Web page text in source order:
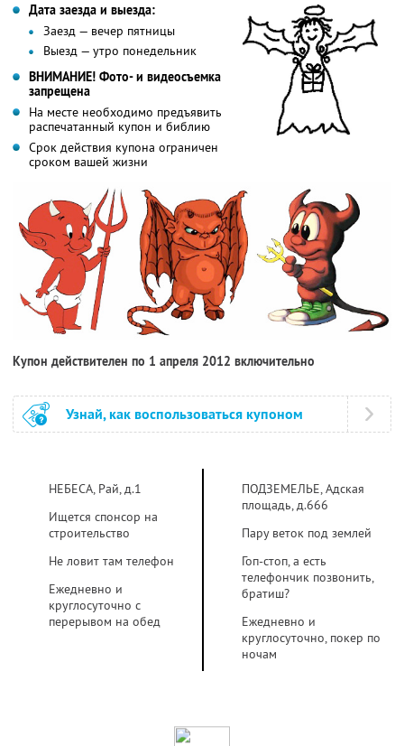
Дата заезда и выезда:
Заезд — вечер пятницы
Выезд — утро понедельник
ВНИМАНИЕ! Фото- и видеосъемка
запрещена
На месте необходимо предъявить
распечатанный купон и библию
Срок действия купона ограничен
сроком вашей жизни
Купон действителен по 1 апреля 2012 включительно
Узнай, как воспользоваться купоном
НЕБЕСА, Рай, д.1
Ищется спонсор на
строительство
Не ловит там телефон
Ежедневно и
круглосуточно с
перерывом на обед
ПОДЗЕМЕЛЬЕ, Адская
площадь, д.666
Пару веток под землей
Гоп-стоп, а есть
телефончик позвонить,
братиш?
Ежедневно и
круглосуточно, покер по
ночам